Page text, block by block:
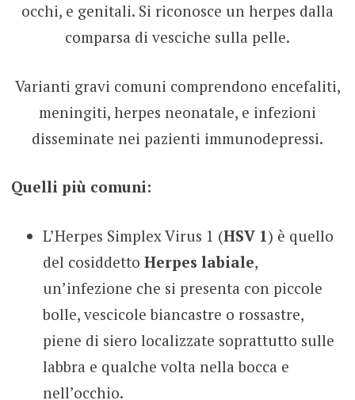
occhi, e genitali. Si riconosce un herpes dalla
comparsa di vesciche sulla pelle.
Varianti gravi comuni comprendono encefaliti,
meningiti, herpes neonatale, e infezioni
disseminate nei pazienti immunodepressi.
Quelli più comuni:
L’Herpes Simplex Virus 1 (HSV 1) è quello
del cosiddetto Herpes labiale,
un’infezione che si presenta con piccole
bolle, vescicole biancastre o rossastre,
piene di siero localizzate soprattutto sulle
labbra e qualche volta nella bocca e
nell’occhio.